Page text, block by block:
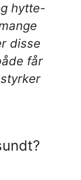
hytte-
disse
får